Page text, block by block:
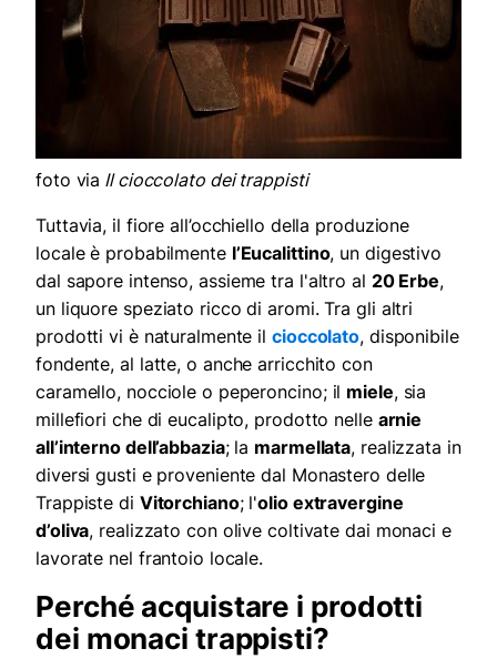
foto via Il cioccolato dei trappisti
Tuttavia, il fiore all’occhiello della produzione
locale è probabilmente l’Eucalittino, un digestivo
dal sapore intenso, assieme tra l'altro al 20 Erbe,
un liquore speziato ricco di aromi. Tra gli altri
prodotti vi è naturalmente il cioccolato,disponibile
fondente, al latte,o anche arricchito con
caramello, nocciole o peperoncino; il miele, sia
millefiori chedi eucalipto, prodotto nelle arnie
all’interno dell’abbazia; la marmellata, realizzata in
diversi gusti e provenientedal Monastero delle
Trappiste di Vitorchiano; l'olio extravergine
d’oliva, realizzatocon olive coltivate dai monaci e
lavorate nel frantoio locale.
Perché acquistare i prodotti
dei monaci trappisti?